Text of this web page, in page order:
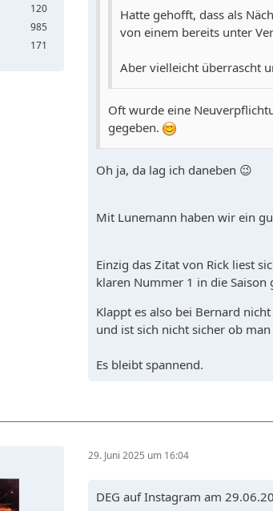
120
985
171
Hatte gehofft, dass als
von einem bereits unter
Aber vielleicht überrascht
Oft wurde eine
gegeben.
Oh ja, da lag ich daneben 😉
Mit Lunemann haben wir ein
Einzig das Zitat von Rick liest
klaren Nummer 1 in die Saison
Klappt es also bei Bernard
und ist sich nicht sicher ob
Es bleibt spannend.
29. Juni 2025 um 16:04
DEG auf Instagram am